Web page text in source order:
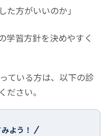
た方がいいのか」
学習方針を決めやすく
ている方は、以下の診
ださい。
よう！